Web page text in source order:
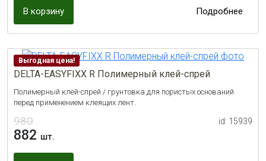
В корзину Подробнее
Выгодная цена!
DELTA-EASYFIXX R Полимерный клей-спрей
Полимерный клей-спрей / грунтовка для пористых оснований
перед применением клеящих лент.
980
882 шт.
id: 15939